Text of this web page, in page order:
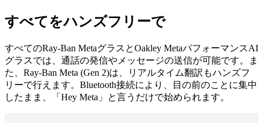
すべてをハンズフリーで
すべてのRay-Ban MetaグラスとOakley MetaパフォーマンスAI
グラスでは、通話の発信やメッセージの送信が可能です。ま
た、Ray-Ban Meta (Gen 2)は、リアルタイム翻訳もハンズフ
リーで行えます。Bluetooth接続により、目の前のことに集中
したまま、「Hey Meta」と言うだけで始められます。